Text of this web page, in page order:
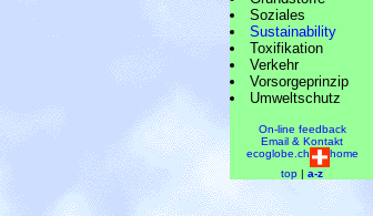
Soziales
Sustainability
Toxifikation
Verkehr
Vorsorgeprinzip
Umweltschutz
On-line feedback
Email & Kontakt
ecoglobe.ch
home
top | a-z